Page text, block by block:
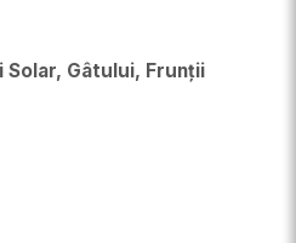
Solar, Gâtului, Frunții